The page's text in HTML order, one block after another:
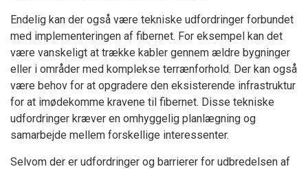
Endelig kan der også være tekniske udfordringer forbundet
med implementeringen af fibernet. For eksempel kan det
være vanskeligt at trække kabler gennem ældre bygninger
eller i områder med komplekse terrænforhold. Der kan også
være behov for at opgradere den eksisterende infrastruktur
for at imødekomme kravene til fibernet. Disse tekniske
udfordringer kræver en omhyggelig planlægning og
samarbejde mellem forskellige interessenter.
Selvom der er udfordringer og barrierer for udbredelsen af